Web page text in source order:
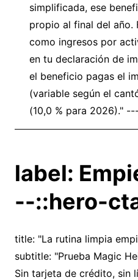
simplificada, ese
propio al final del año.
como ingresos por
en tu declaración de
el beneficio pagas el
(variable según el
(10,0 % para 2026)."
label:
--::hero-
title: "La rutina limpia
subtitle: "Prueba Magic
Sin tarjeta de crédito, sin